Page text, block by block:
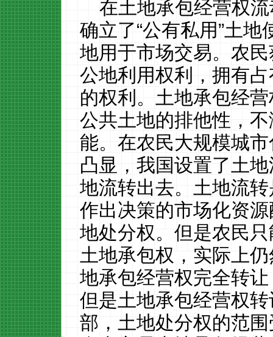
在土地承包经营权
确立了“公有私用”土
地用于市场交易。农
公地利用权利，拥有
的权利。土地承包经
公共土地的排他性，
能。在农民大规模城
凸显，我国设置了土
地流转出去。土地流转
作出决策的市场化资
地处分权。但是农民
土地承包权，实际上
地承包经营权完全转
但是土地承包经营权
部，土地处分权的范